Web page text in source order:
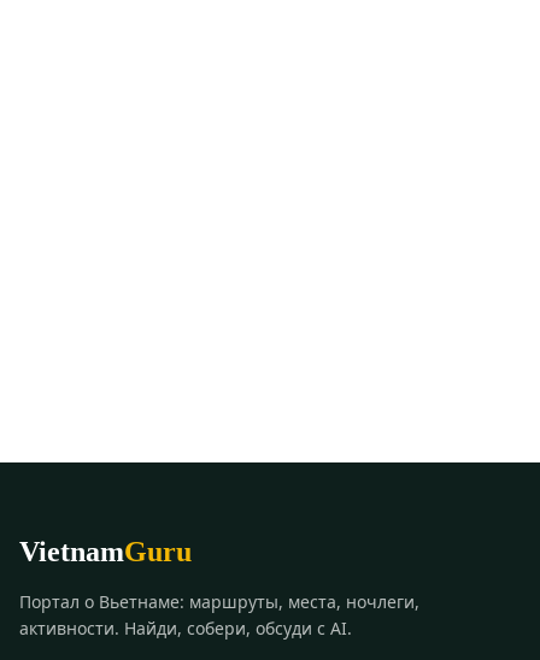
VietnamGuru
Портал о Вьетнаме: маршруты, места, ночлеги,
активности. Найди, собери, обсуди с AI.